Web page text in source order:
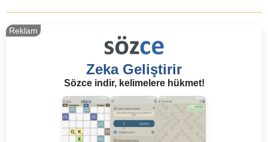
Zeka Geliştirir
Sözce indir, kelimelere hükmet!
Reklam